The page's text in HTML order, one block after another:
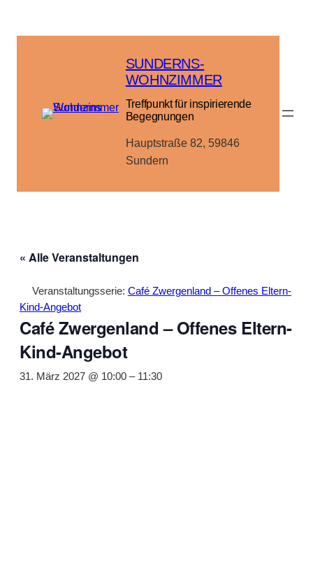
SUNDERNS-
WOHNZIMMER
Treffpunkt für inspirierende
Begegnungen
Hauptstraße 82, 59846
Sundern
« Alle Veranstaltungen
Veranstaltungsserie: Café Zwergenland – Offenes Eltern-
Kind-Angebot
Café Zwergenland – Offenes Eltern-
Kind-Angebot
31. März 2027 @ 10:00 – 11:30